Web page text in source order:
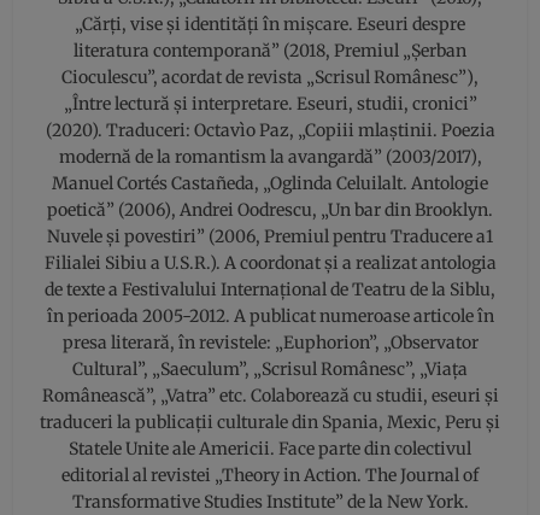
„Cărți, vise și identități în mișcare. Eseuri despre
literatura contemporană” (2018, Premiul „Șerban
Cioculescu”, acordat de revista „Scrisul Românesc”),
„Între lectură și interpretare. Eseuri, studii, cronici”
(2020). Traduceri: Octavìo Paz, „Copiii mlaștinii. Poezia
modernă de la romantism la avangardă” (2003/2017),
Manuel Cortés Castañeda, „Oglinda Celuilalt. Antologie
poetică” (2006), Andrei Oodrescu, „Un bar din Brooklyn.
Nuvele şi povestiri” (2006, Premiul pentru Traducere a1
Filialei Sibiu a U.S.R.). A coordonat şi a realizat antologia
de texte a Festivalului Internațional de Teatru de la Siblu,
în perioada 2005-2012. A publicat numeroase articole în
presa literară, în revistele: „Euphorion”, „Observator
Cultural”, „Saeculum”, „Scrisul Românesc”, „Viața
Românească”, „Vatra” etc. Colaborează cu studii, eseuri şi
traduceri la publicații culturale din Spania, Mexic, Peru şi
Statele Unite ale Americii. Face parte din colectivul
editorial al revistei „Theory in Action. The Journal of
Transformative Studies Institute” de la New York.